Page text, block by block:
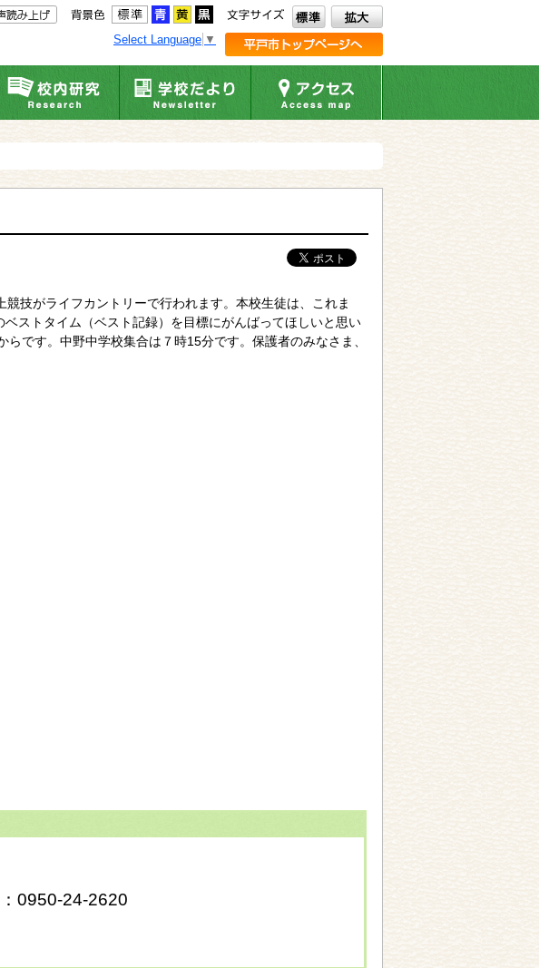
Select Language ▼
技がライフカントリーで行われます。本校生徒は、これま
ストタイム（ベスト記録）を目標にがんばってほしいと思い
です。中野中学校集合は７時15分です。保護者のみなさま、
0950-24-2620